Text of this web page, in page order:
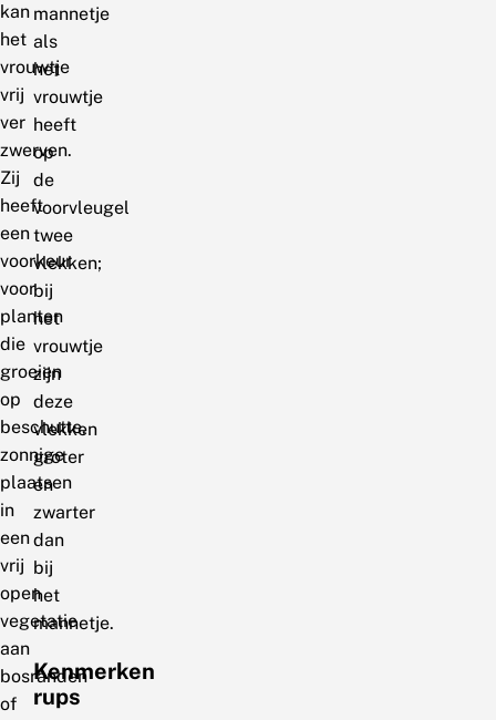
kan
het
vrouwtje
vrij
ver
zwerven.
Zij
heeft
een
voorkeur
voor
planten
die
groeien
op
beschutte,
zonnige
plaatsen
in
een
vrij
open
vegetatie
aan
bosranden
of
mannetje
als
het
vrouwtje
heeft
op
de
voorvleugel
twee
vlekken;
bij
het
vrouwtje
zijn
deze
vlekken
groter
en
zwarter
dan
bij
het
mannetje.
Kenmerken
rups